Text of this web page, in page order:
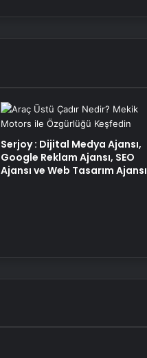
Serjoy : Dijital Medya Ajansı,
Google Reklam Ajansı, SEO
Ajansı ve Web Tasarım Ajansı